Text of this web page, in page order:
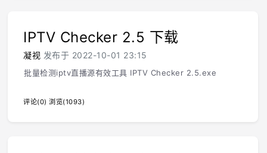
IPTV Checker 2.5 下载
凝视 发布于 2022-10-01 23:15
批量检测iptv直播源有效工具 IPTV Checker 2.5.exe
评论(0) 浏览(1093)